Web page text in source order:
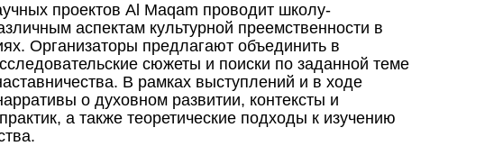
проектов Al Maqam проводит школу-
аспектам культурной преемственности в
Организаторы предлагают объединить в
сюжеты и поиски по заданной теме
В рамках выступлений и в ходе
о духовном развитии, контексты и
а также теоретические подходы к изучению